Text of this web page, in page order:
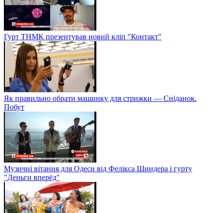
Гурт ТНМК презентував новий кліп "Контакт"
Як правильно обрати машинку для стрижки — Сніданок.
Побут
Музичні вітання для Одеси від Фелікса Шиндера і гурту
"Деньги вперёд"